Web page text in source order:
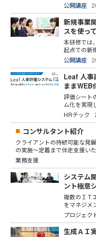
公開講座
新規事業
スを使っ
本研修では
起点での新
公開講座
Leaf 人事
ままWEB
評価シート
ム化を実現
HRテック
コンサルタント紹介
クライアントの持続可能な発
の実施～定着まで伴走支援いた
業務支援
システム
ント極意
複数のＩＴ
をマネジメ
プロジェク
生成ＡＩ